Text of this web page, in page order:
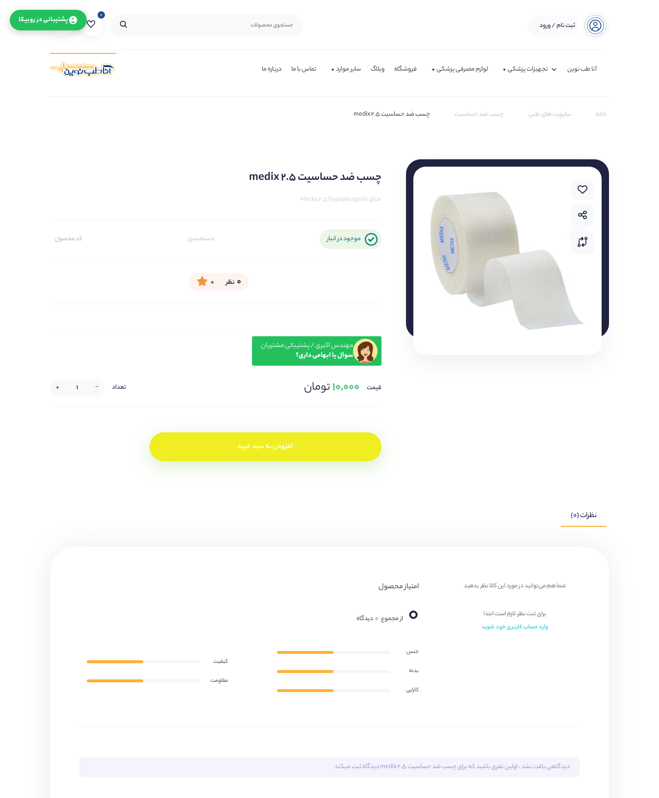
ثبت نام / ورود
۰ ۰
آنا طب نوین تجهیزات پزشکی لوازم مصرفی پزشکی فروشگاه وبلاگ سایر موارد تماس با ما درباره ما
خانه ساپورت های طبی چسب ضد حساسیت چسب ضد حساسیت 2.5 medix
چسب ضد حساسیت 2.5 medix
Medix 2.5 hypoallergenic glue
موجود در انبار دسته‌بندی کد محصول
۰ نظر ۰
مهندس اکبری / پشتیباتی مشتریان
سوال یا ابهامی داری؟
قیمت ۱۰,۰۰۰تومان تعداد −
+
افزودن به سبد خرید
نظرات (۰)
شما هم می‌توانید در مورد این کالا نظر بدهید
برای ثبت نظر، لازم است ابتدا
وارد حساب کاربری خود شوید
امتیاز محصول
۰ از مجموع ۰ دیدگاه
جنس
بدنه
کارایی
کیفیت
مقاومت
دیدگاهی یافت نشد ، اولین نفری باشید که برایچسب ضد حساسیت 2.5 medix دیدگاه ثبت میکند
پشتیبانی در روبیکا